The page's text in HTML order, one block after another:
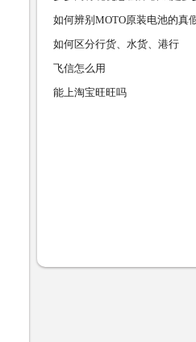
如何辨别MOTO原装电池的真
如何区分行货、水货、港行
飞信怎么用
能上淘宝旺旺吗